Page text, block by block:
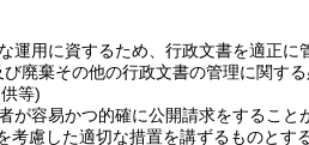
運用に資するため、行政文書を適正に
廃棄その他の行政文書の管理に関す
等)
が容易かつ的確に公開請求をするこ
慮した適切な措置を講ずるものとする